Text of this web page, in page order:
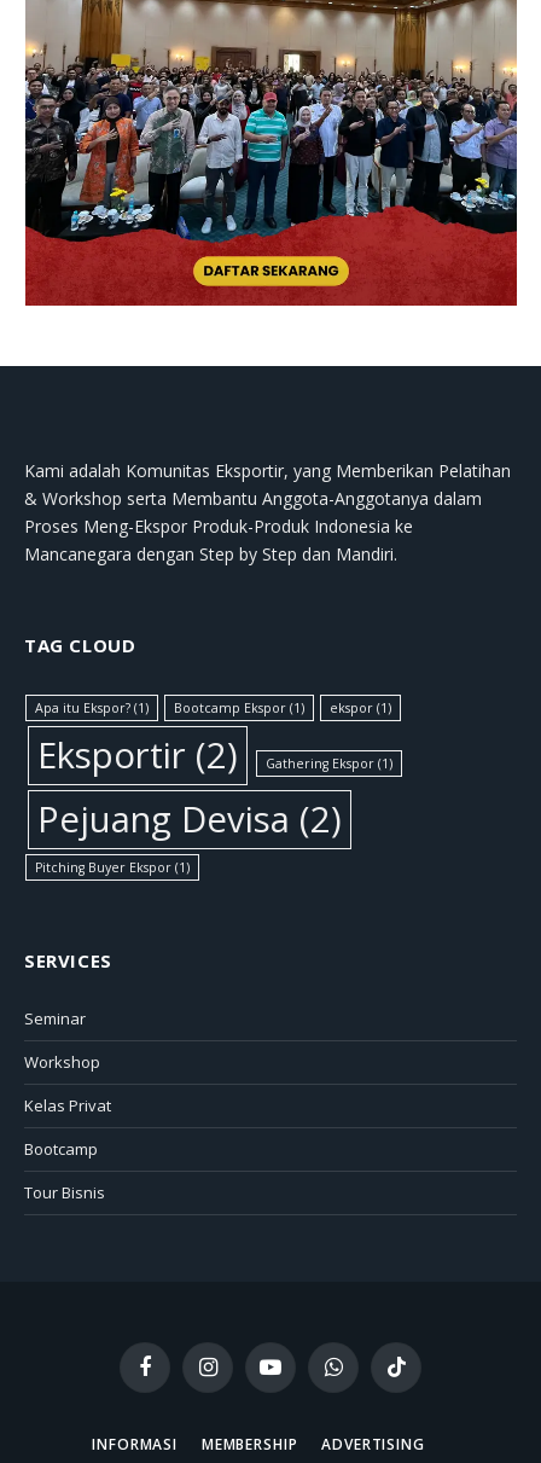
Kami adalah Komunitas Eksportir, yang Memberikan Pelatihan
& Workshop serta Membantu Anggota-Anggotanya dalam
Proses Meng-Ekspor Produk-Produk Indonesia ke
Mancanegara dengan Step by Step dan Mandiri.
TAG CLOUD
Apa itu Ekspor? (1) Bootcamp Ekspor (1) ekspor (1)
Eksportir (2) Gathering Ekspor(1)
Pejuang Devisa (2)
Pitching Buyer Ekspor (1)
SERVICES
Seminar
Workshop
Kelas Privat
Bootcamp
Tour Bisnis
FacebookInstagramYouTubeWhatsAppTikTok
INFORMASI MEMBERSHIP ADVERTISING